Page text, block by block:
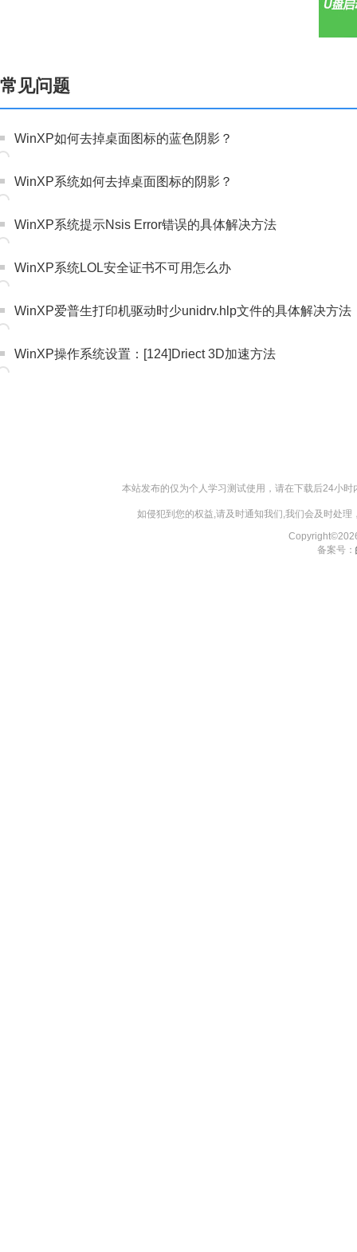
常见问题
WinXP如何去掉桌面图标的蓝色阴影？
WinXP系统如何去掉桌面图标的阴影？
WinXP系统提示Nsis Error错误的具体解决方法
WinXP系统LOL安全证书不可用怎么办
WinXP爱普生打印机驱动时少unidrv.hlp文件的具体解决方法
WinXP操作系统设置：[124]Driect 3D加速方法
本站发布的仅为个人学习测试使用，请在下载后24小
如侵犯到您的权益,请及时通知我们,我们会及时处
备案号：